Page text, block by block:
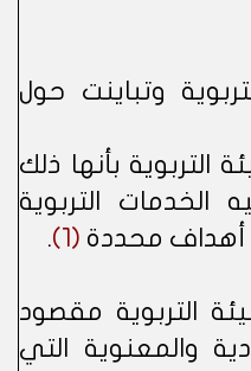
وتباينت حول
بأنها ذلك
الخدمات التربوية
أهداف محددة (1)
.
التربوية مقصود
والمعنوية التي